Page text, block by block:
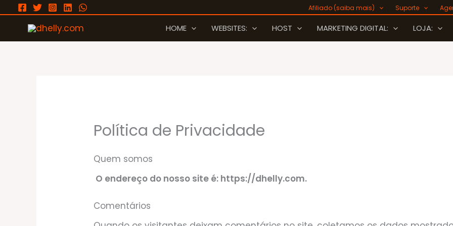
Afiliado (saiba mais) Suporte
HOME WEBSITES: HOST MARKETING DIGITAL: LOJA:
Política de Privacidade
Quem somos
O endereço do nosso site é: https://dhelly.com.
Comentários